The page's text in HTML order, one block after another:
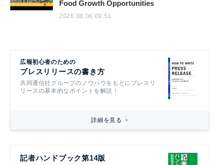
Food Growth Opportunities
2026.08.06 09:51
広報初心者のための
プレスリリースの書き方
共同通信社グループのノウハウをもとにプレスリ
リースの基本的なポイントを解説！
詳細を見る
記者ハンドブック第14版